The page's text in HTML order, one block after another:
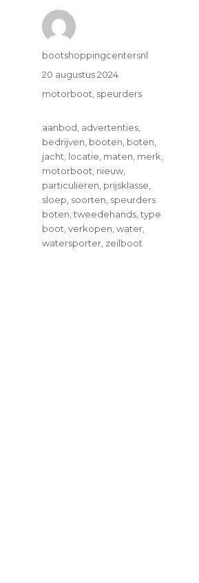
Author
bootshoppingcentersnl
Posted
20 augustus 2024
Categories
motorboot speurders
Tags
aanbod advertenties
bedrijven booten boten
jacht locatie maten merk
motorboot nieuw
particulieren prijsklasse
sloep soorten speurders
boten ,tweedehands ,type
boot ,verkopen ,water
watersporter zeilboot